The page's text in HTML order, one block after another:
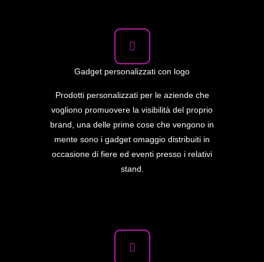
Gadget personalizzati con logo
Prodotti personalizzati per le aziende che
vogliono promuovere la visibilità del proprio
brand, una delle prime cose che vengono in
mente sono i gadget omaggio distribuiti in
occasione di fiere ed eventi presso i relativi
stand.